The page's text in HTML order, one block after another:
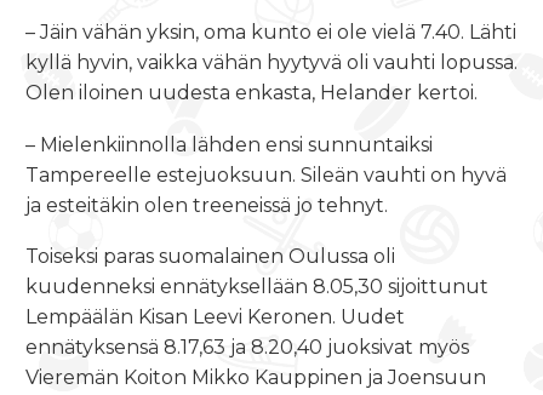
– Jäin vähän yksin, oma kunto ei ole vielä 7.40. Lähti
kyllä hyvin, vaikka vähän hyytyvä oli vauhti lopussa.
Olen iloinen uudesta enkasta, Helander kertoi.
– Mielenkiinnolla lähden ensi sunnuntaiksi
Tampereelle estejuoksuun. Sileän vauhti on hyvä
ja esteitäkin olen treeneissä jo tehnyt.
Toiseksi paras suomalainen Oulussa oli
kuudenneksi ennätyksellään 8.05,30 sijoittunut
Lempäälän Kisan Leevi Keronen. Uudet
ennätyksensä 8.17,63 ja 8.20,40 juoksivat myös
Vieremän Koiton Mikko Kauppinen ja Joensuun